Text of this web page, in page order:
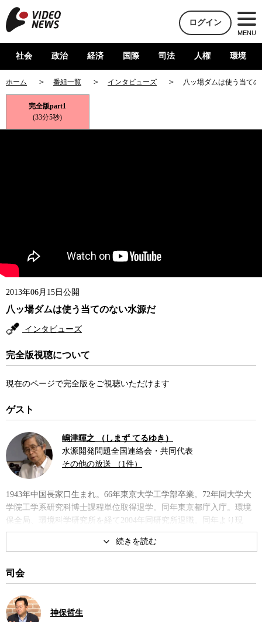
ログイン
MENU
社会 政治 経済 国際 司法 人権 環境
ホーム 番組一覧 インタビューズ 八ッ場ダムは使う当て
完全版part1
(33分5秒)
2013年06月15日公開
八ッ場ダムは使う当てのない水源だ
インタビューズ
完全版視聴について
現在のページで完全版をご視聴いただけます
ゲスト
嶋津暉之 （しまず てるゆき）
水源開発問題全国連絡会・共同代表
その他の放送 （1件）
1943年中国長家口生まれ。66年東京大学工学部卒業。72年同大学大
学院工学系研究科博士課程単位取得退学。同年東京都庁入庁。環境
保全局、環境科学研究所を経て2004年同研究所退職。同年より現
職。「八ッ場ダムをストップさせる市民連絡会」代表なども兼務。
著書に『水問題言論』など。共著に『八ッ場ダムは止まるか』『首
司会
神保哲生